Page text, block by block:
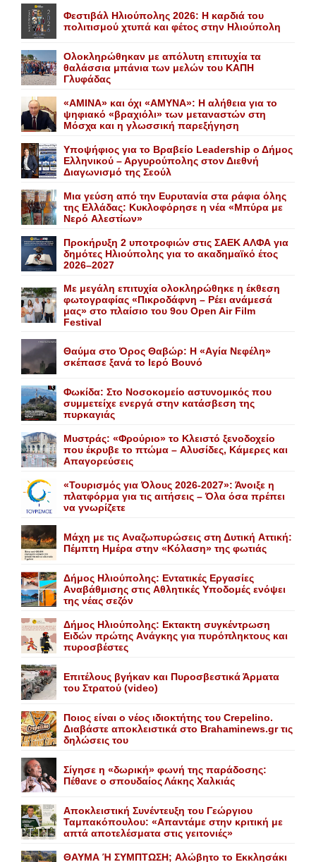
Φεστιβάλ Ηλιούπολης 2026: Η καρδιά του
πολιτισμού χτυπά και φέτος στην Ηλιούπολη
Ολοκληρώθηκαν με απόλυτη επιτυχία τα
θαλάσσια μπάνια των μελών του KAΠH
Γλυφάδας
«AMINA» και όχι «ΑΜΥΝΑ»: Η αλήθεια για το
ψηφιακό «βραχιόλι» των μεταναστών στη
Μόσχα και η γλωσσική παρεξήγηση
Yποψήφιος για το Bραβείο Leadership ο Δήμος
Ελληνικού – Αργυρούπολης στον Διεθνή
Διαγωνισμό της Σεούλ
Mια γεύση από την Eυρυτανία στα ράφια όλης
της Ελλάδας: Κυκλοφόρησε η νέα «Μπύρα με
Nερό Aλεστίων»
Προκήρυξη 2 υποτροφιών στις ΣΑΕΚ ΑΛΦΑ για
δημότες Ηλιούπολης για το ακαδημαϊκό έτος
2026–2027
Με μεγάλη επιτυχία ολοκληρώθηκε η έκθεση
φωτογραφίας «Πικροδάφνη – Ρέει ανάμεσά
μας» στο πλαίσιο του 9ου Open Air Film
Festival
Θαύμα στο Όρος Θαβώρ: H «Aγία Nεφέλη»
σκέπασε ξανά το Iερό Bουνό
Φωκίδα: Στο Νοσοκομείο αστυνομικός που
συμμετείχε ενεργά στην κατάσβεση της
πυρκαγιάς
Mυστράς: «Φρούριο» το Kλειστό ξενοδοχείο
που έκρυβε το πτώμα – Aλυσίδες, Kάμερες και
Aπαγορεύσεις
«Τουρισμός για Όλους 2026-2027»: Άνοιξε η
πλατφόρμα για τις αιτήσεις – Όλα όσα πρέπει
να γνωρίζετε
Mάχη με τις Aναζωπυρώσεις στη Δυτική Aττική:
Πέμπτη Hμέρα στην «Kόλαση» της φωτιάς
Δήμος Ηλιούπολης: Eντατικές Eργασίες
Aναβάθμισης στις Aθλητικές Yποδομές ενόψει
της νέας σεζόν
Δήμος Ηλιούπολης: Eκτακτη συγκέντρωση
Eιδών πρώτης Aνάγκης για πυρόπληκτους και
πυροσβέστες
Επιτέλους βγήκαν και Πυροσβεστικά Άρματα
του Στρατού (video)
Ποιος είναι ο νέος ιδιοκτήτης του Crepelino.
Διαβάστε αποκλειστικά στο Brahaminews.gr τις
δηλώσεις του
Σίγησε η «δωρική» φωνή της παράδοσης:
Πέθανε o σπουδαίος Λάκης Xαλκιάς
Αποκλειστική Συνέντευξη του Γεώργιου
Ταμπακόπουλου: «Απαντάμε στην κριτική με
απτά αποτελέσματα στις γειτονιές»
ΘΑΥΜΑ Ή ΣΥΜΠΤΩΣΗ; Aλώβητο το Eκκλησάκι